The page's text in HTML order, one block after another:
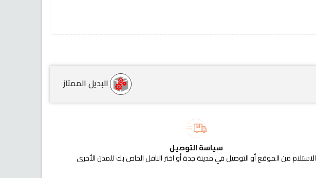
البديل الممتاز
سياسة التوصيل
الاستلام من الموقع أو التوصيل في مدينة جدة أو اختر الناقل الخاص بك للمدن الأخرى